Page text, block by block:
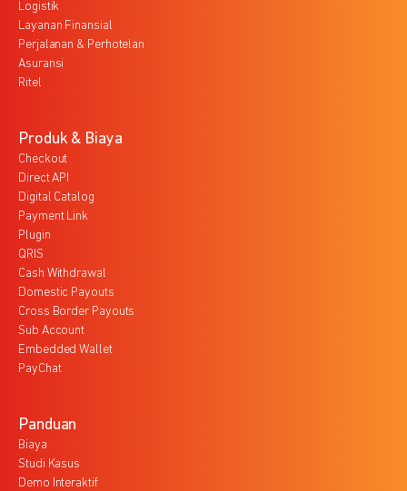
Logistik
Layanan Finansial
Perjalanan & Perhotelan
Asuransi
Ritel
Produk & Biaya
Checkout
Direct API
Digital Catalog
Payment Link
Plugin
QRIS
Cash Withdrawal
Domestic Payouts
Cross Border Payouts
Sub Account
Embedded Wallet
PayChat
Panduan
Biaya
Studi Kasus
Demo Interaktif